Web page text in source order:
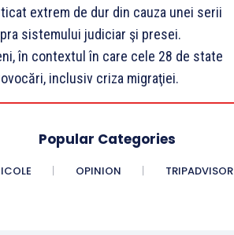
extrem de dur din cauza unei serii
sistemului judiciar şi presei.
în contextul în care cele 28 de state
inclusiv criza migraţiei.
Popular Categories
OPINION TRIPADVISOR